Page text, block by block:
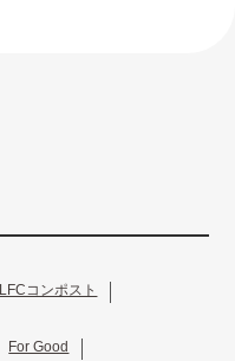
LFCコンポスト
For Good